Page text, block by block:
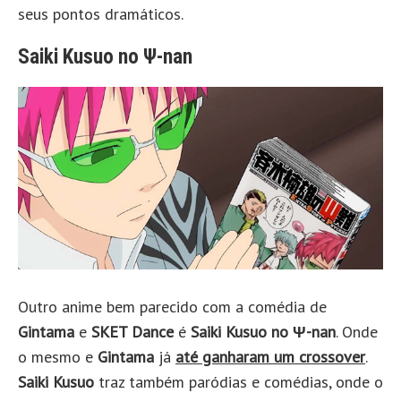
seus pontos dramáticos.
Saiki Kusuo no Ψ-nan
Outro anime bem parecido com a comédia de
Gintama e SKET Danceé Saiki Kusuo no Ψ-nan. Onde
o mesmo e Gintama já até ganharam um crossover.
Saiki Kusuo traz também paródias e comédias, onde o